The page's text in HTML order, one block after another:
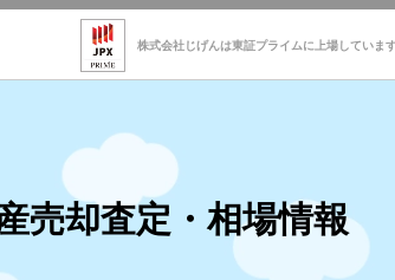
株式会社じげんは東証プライムに 上場していま
売却査定・相場情報